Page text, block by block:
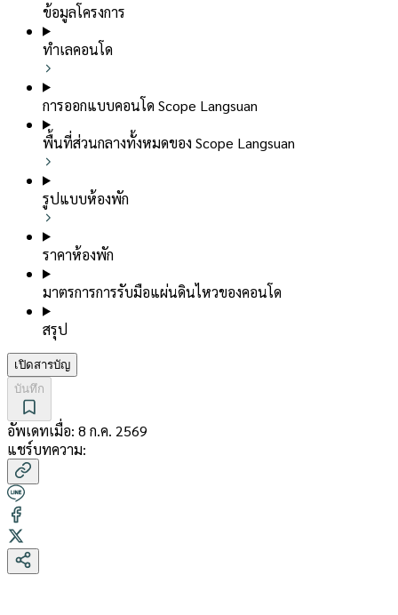
ข้อมูลโครงการ
ทำเลคอนโด
การออกแบบคอนโด Scope Langsuan
พื้นที่ส่วนกลางทั้งหมดของ Scope Langsuan
รูปแบบห้องพัก
ราคาห้องพัก
มาตรการการรับมือแผ่นดินไหวของคอนโด
สรุป
เปิดสารบัญ
บันทึก
อัพเดทเมื่อ: 8 ก.ค. 2569
แชร์บทความ: